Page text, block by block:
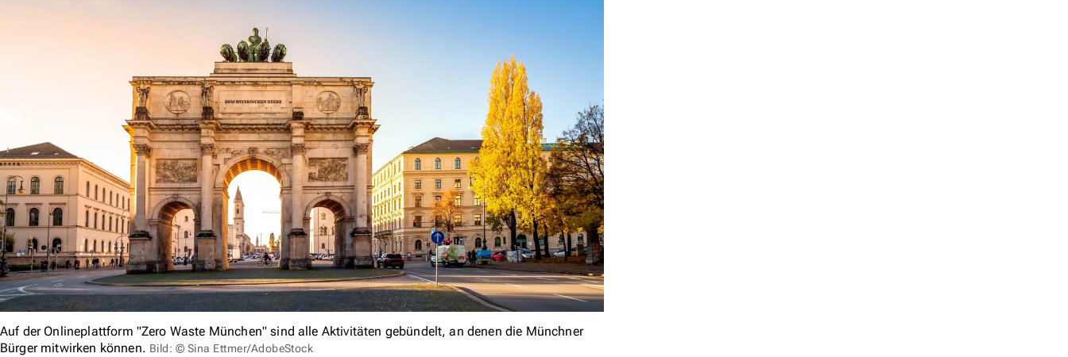
Auf der Onlineplattform "Zero Waste München" sind alle Aktivitäten gebündelt, an denen die Münchner
Bürger mitwirken können. Bild: © Sina Ettmer/AdobeStock